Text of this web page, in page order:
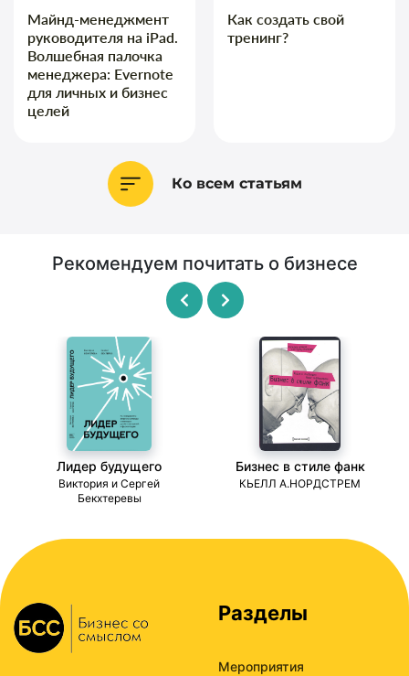
Майнд-менеджмент
руководителя на iPad.
Волшебная палочка
менеджера: Evernote
для личных и бизнес
целей
Как создать свой
тренинг?
Ко всем статьям
Рекомендуем почитать о бизнесе
Лидер будущего
Виктория и Сергей
Бекхтеревы
Бизнес в стиле фанк
КЬЕЛЛ А.НОРДСТРЕМ
Разделы
Мероприятия